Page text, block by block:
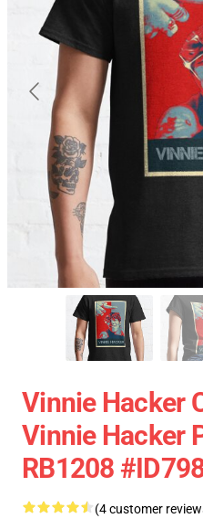
Vinnie Hacker
Vinnie Hacker
RB1208
(4 customer